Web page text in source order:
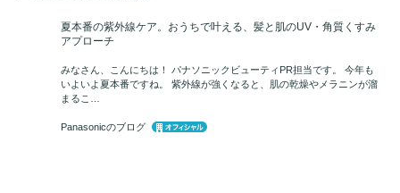
夏本番の紫外線ケア。おうちで叶える、髪と肌のUV・角質くすみ
アプローチ
みなさん、こんにちは！ パナソニックビューティPR担当です。 今年も
いよいよ夏本番ですね。 紫外線が強くなると、肌の乾燥やメラニンが溜
まるこ…
Panasonicのブログ